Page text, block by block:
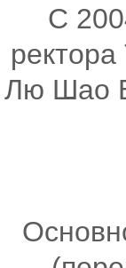
С
Лю Шао